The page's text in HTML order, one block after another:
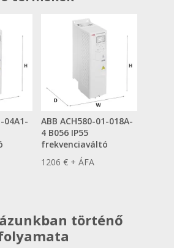
történő
04A1-
ABB ACH580-01-018A-
4 B056 IP55
frekvenciaváltó
1206 € + ÁFA